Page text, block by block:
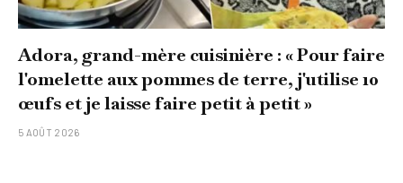
Adora, grand-mère cuisinière : « Pour faire
l'omelette aux pommes de terre, j'utilise 10
œufs et je laisse faire petit à petit »
5 AOÛT 2026